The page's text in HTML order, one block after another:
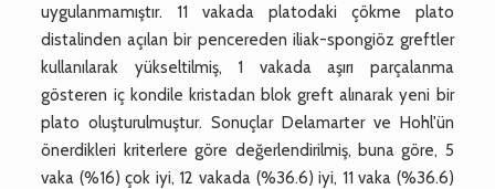
uygulanmamıştır. 11 vakada platodaki çökme plato
distalinden açılan bir pencereden iliak-spongiöz greftler
kullanılarak yükseltilmiş, 1 vakada aşırı parçalanma
gösteren iç kondile kristadan blok greft alınarak yeni bir
plato oluşturulmuştur. Sonuçlar Delamarter ve Hohl'ün
önerdikleri kriterlere göre değerlendirilmiş, buna göre, 5
vaka (%16) çok iyi, 12 vakada (%36.6) iyi, 11 vaka (%36.6)